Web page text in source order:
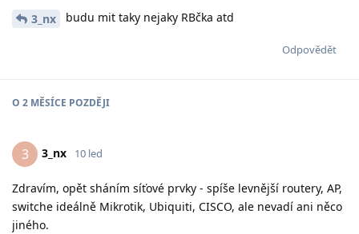
3_nx budu mit taky nejaky RBčka atd
Odpovědět
O 2 MĚSÍCE POZDĚJI
3 3_nx 10 led
Zdravím, opět sháním síťové prvky - spíše levnější routery, AP,
switche ideálně Mikrotik, Ubiquiti, CISCO, ale nevadí ani něco
jiného.